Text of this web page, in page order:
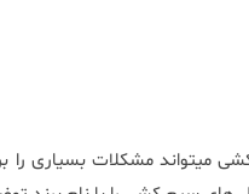
مشکلات بسیاری را